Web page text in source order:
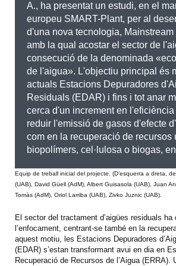
A., ha presentat un estudi, en el
europeu SMART-Plant, per al
d'una nova tecnologia,
amb la qual acostar el sector de
consecució de la denominada
de l'aigua». L'objectiu principal és
actuals Estacions Depuradores
Residuals (EDAR) i fins i tot anar
cerca d'un increment en
reduir l'emissió de gasos d'efecte
com en la recuperació de recursos
biopolímers, cel·lulosa o biogas,
Equip de treball inicial del projecte. (D’esquerra a dreta,
(UAB), David Güell (AdM), Albert Guisasola (UAB), Juan
Tomàs (AdM), Oriol Larriba (UAB), Zivko Juznic (UAB).
El sector del tractament d’aigües residuals
l’enfocament, centrant-se també en la
aquest motiu, les Estacions Depuradores
(EDAR) s’estan transformant avui en dia en
Recuperació de Recursos de l’Aigua (ERRA).